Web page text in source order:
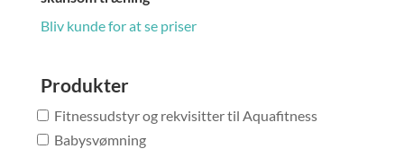
Bliv kunde for at se priser
Produkter
Fitnessudstyr og rekvisitter til Aquafitness
Babysvømning